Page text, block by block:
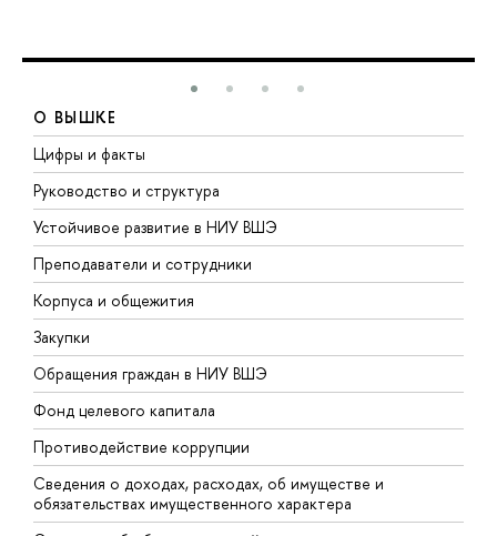
О ВЫШКЕ
Цифры и факты
Руководство и структура
Устойчивое развитие в НИУ ВШЭ
Преподаватели и сотрудники
Корпуса и общежития
Закупки
Обращения граждан в НИУ ВШЭ
Фонд целевого капитала
Противодействие коррупции
Сведения о доходах, расходах, об имуществе и
обязательствах имущественного характера